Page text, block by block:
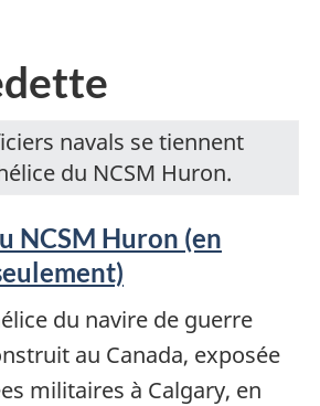
NCSM Huron (en
du navire de guerre
au Canada, exposée
militaires à Calgary, en